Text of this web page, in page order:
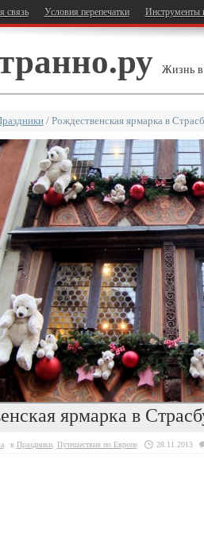
связь Условия перепечатки Инструменты
Жизнь в
/ Рождественская ярмарка в
ярмарка в
в Праздники, Путешествия по Европе 28.11.2013